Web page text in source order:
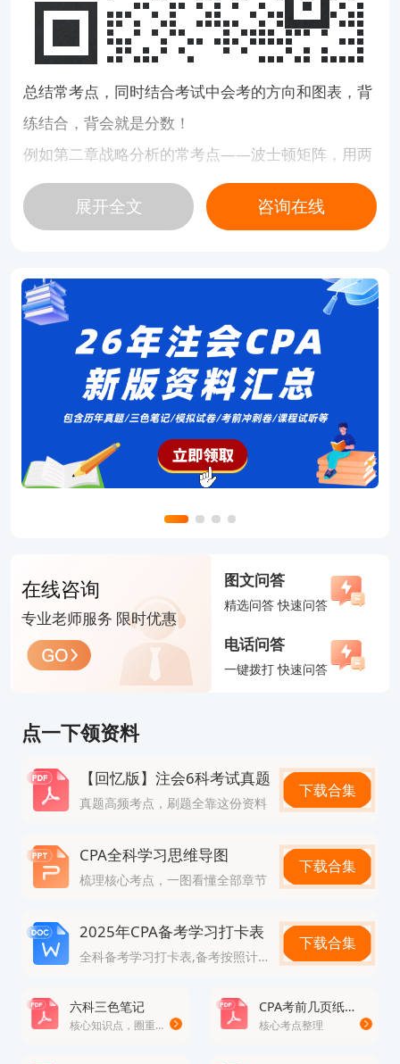
总结常考点，同时结合考试中会考的方向和图表，背
练结合，背会就是分数！
例如第二章战略分析的常考点——波士顿矩阵，用两
张图表呈现波士顿矩阵的四种情况以及对应的对策，
言简意赅，一目了然。
再比如第三章战略选择中，对于大家容易混淆的纵向
一体化和横向一体化战略，也是以一张表格的形式从
分。
看着短小精悍，实则干货满满。这正是考前冲刺10页
纸的秘籍！虽然页数不多，但都是精华，让你在最后
展开全文 咨询在线
在线咨询
专业老师服务 限时优惠
图文问答
精选问答 快速问答
电话问答
一键拨打 快速问答
点一下领资料
【回忆版】注会6科考试真题
真题高频考点，刷题全靠这份资料
下载合集
CPA全科学习思维导图
梳理核心考点，一图看懂全部章节
下载合集
2025年CPA备考学习打卡表
全科备考学习打卡表,备考按照计划走
下载合集
六科三色笔记
核心知识点，圈重点
CPA考前几页纸考点精讲
核心考点整理